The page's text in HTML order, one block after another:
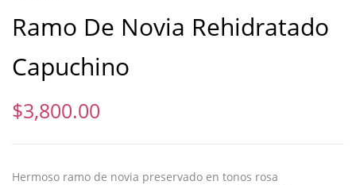
Ramo De Novia Rehidratado
Capuchino
$3,800.00
Hermoso ramo de novia preservado en tonos rosa